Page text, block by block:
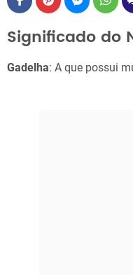
Significado do
Gadelha: A que possui